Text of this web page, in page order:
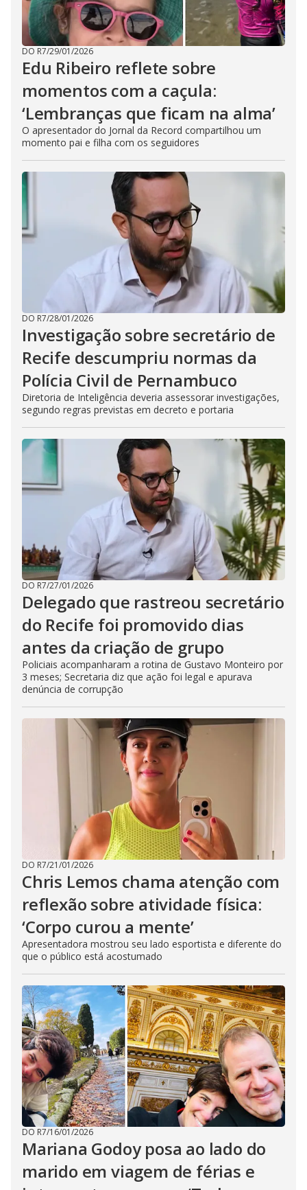
DO R7/29/01/2026
Edu Ribeiro reflete sobre
momentos com a caçula:
‘Lembranças que ficam na alma’
O apresentador do Jornal da Record compartilhou um
momento pai e filha com os seguidores
DO R7/28/01/2026
Investigação sobre secretário de
Recife descumpriu normas da
Polícia Civil de Pernambuco
Diretoria de Inteligência deveria assessorar investigações,
segundo regras previstas em decreto e portaria
DO R7/27/01/2026
Delegado que rastreou secretário
do Recife foi promovido dias
antes da criação de grupo
Policiais acompanharam a rotina de Gustavo Monteiro por
3 meses; Secretaria diz que ação foi legal e apurava
denúncia de corrupção
DO R7/21/01/2026
Chris Lemos chama atenção com
reflexão sobre atividade física:
‘Corpo curou a mente’
Apresentadora mostrou seu lado esportista e diferente do
que o público está acostumado
DO R7/16/01/2026
Mariana Godoy posa ao lado do
marido em viagem de férias e